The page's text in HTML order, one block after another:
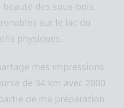
des sous-bois,
sur le lac du
physiques.
mes impressions
de 34 km avec 2000
de ma préparation